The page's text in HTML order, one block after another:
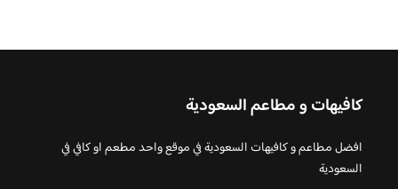
كافيهات و مطاعم السعودية
افضل مطاعم و كافيهات السعودية في موقع واحد مطعم او كافي في
السعودية